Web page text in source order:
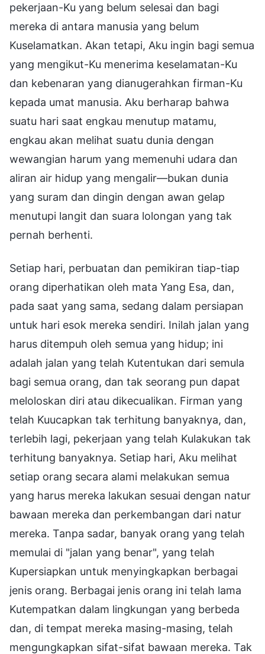
pekerjaan-Ku yang belum selesai dan bagi
mereka di antara manusia yang belum
Kuselamatkan. Akan tetapi, Aku ingin bagi semua
yang mengikut-Ku menerima keselamatan-Ku
dan kebenaran yang dianugerahkan firman-Ku
kepada umat manusia. Aku berharap bahwa
suatu hari saat engkau menutup matamu,
engkau akan melihat suatu dunia dengan
wewangian harum yang memenuhi udara dan
aliran air hidup yang mengalir—bukan dunia
yang suram dan dingin dengan awan gelap
menutupi langit dan suara lolongan yang tak
pernah berhenti.
Setiap hari, perbuatan dan pemikiran tiap-tiap
orang diperhatikan oleh mata Yang Esa, dan,
pada saat yang sama, sedang dalam persiapan
untuk hari esok mereka sendiri. Inilah jalan yang
harus ditempuh oleh semua yang hidup; ini
adalah jalan yang telah Kutentukan dari semula
bagi semua orang, dan tak seorang pun dapat
meloloskan diri atau dikecualikan. Firman yang
telah Kuucapkan tak terhitung banyaknya, dan,
terlebih lagi, pekerjaan yang telah Kulakukan tak
terhitung banyaknya. Setiap hari, Aku melihat
setiap orang secara alami melakukan semua
yang harus mereka lakukan sesuai dengan natur
bawaan mereka dan perkembangan dari natur
mereka. Tanpa sadar, banyak orang yang telah
memulai di "jalan yang benar", yang telah
Kupersiapkan untuk menyingkapkan berbagai
jenis orang. Berbagai jenis orang ini telah lama
Kutempatkan dalam lingkungan yang berbeda
dan, di tempat mereka masing-masing, telah
mengungkapkan sifat-sifat bawaan mereka. Tak